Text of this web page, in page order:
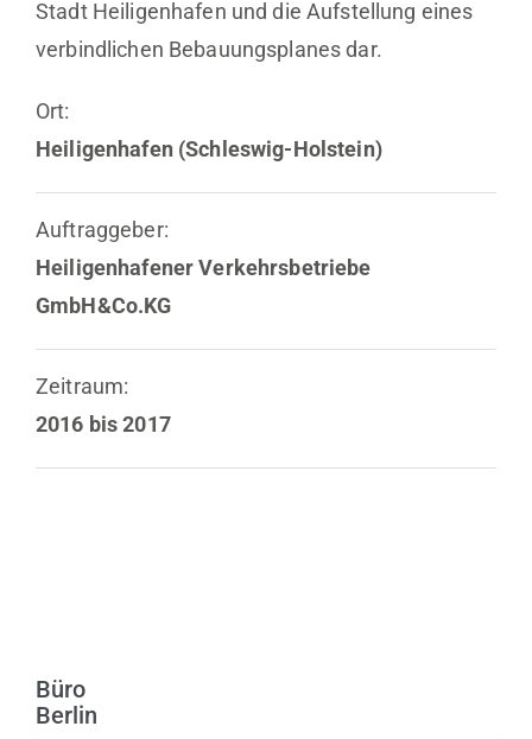
Stadt Heiligenhafen und die Aufstellung eines
verbindlichen Bebauungsplanes dar.
Ort:
Heiligenhafen (Schleswig-Holstein)
Auftraggeber:
Heiligenhafener Verkehrsbetriebe
GmbH&Co.KG
Zeitraum:
2016 bis 2017
Büro
Berlin